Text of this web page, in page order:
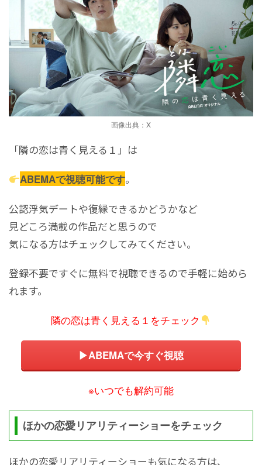
画像出典：X
「隣の恋は青く見える１」は
ABEMAで視聴可能です。
公認浮気デートや復縁できるかどうかなど
見どころ満載の作品だと思うので
気になる方はチェックしてみてください。
登録不要ですぐに無料で視聴できるので手軽に始めら
れます。
隣の恋は青く見える１をチェック
▶ABEMAで今すぐ視聴
※いつでも解約可能
ほかの恋愛リアリティーショーをチェック
ほかの恋愛リアリティーショーも気になる方は、